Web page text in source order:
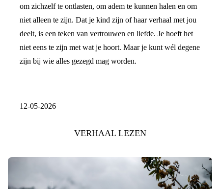
om zichzelf te ontlasten, om adem te kunnen halen en om
niet alleen te zijn. Dat je kind zijn of haar verhaal met jou
deelt, is een teken van vertrouwen en liefde. Je hoeft het
niet eens te zijn met wat je hoort. Maar je kunt wél degene
zijn bij wie alles gezegd mag worden.
12-05-2026
VERHAAL LEZEN